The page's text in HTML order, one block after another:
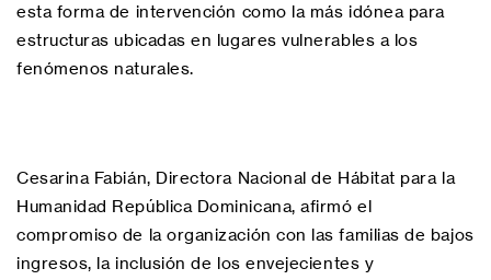
esta forma de intervención como la más idónea para
estructuras ubicadas en lugares vulnerables a los
fenómenos naturales.
Cesarina Fabián, Directora Nacional de Hábitat para la
Humanidad República Dominicana, afirmó el
compromiso de la organización con las familias de bajos
ingresos, la inclusión de los envejecientes y